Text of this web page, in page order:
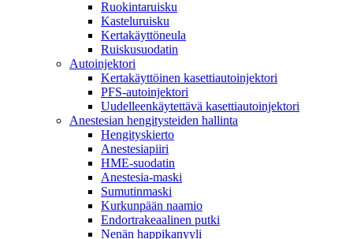
Ruokintaruisku
Kasteluruisku
Kertakäyttöneula
Ruiskusuodatin
Autoinjektori
Kertakäyttöinen kasettiautoinjektori
PFS-autoinjektori
Uudelleenkäytettävä kasettiautoinjektori
Anestesian hengitysteiden hallinta
Hengityskierto
Anestesiapiiri
HME-suodatin
Anestesia-maski
Sumutinmaski
Kurkunpään naamio
Endortrakeaalinen putki
Nenän happikanyyli